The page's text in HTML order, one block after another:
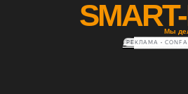
Мы
РЕКЛАМА •